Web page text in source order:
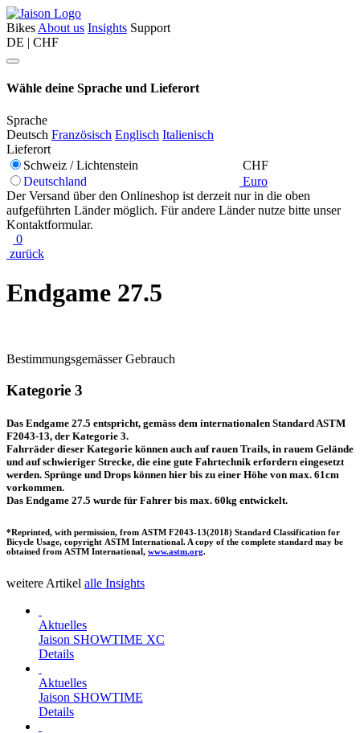
Bikes About us Insights Support
DE | CHF
Wähle deine Sprache und Lieferort
Sprache
Deutsch Französisch Englisch Italienisch
Lieferort
Schweiz / Lichtenstein
CHF
Deutschland
Euro
Der Versand über den Onlineshop ist derzeit nur in die oben
aufgeführten Länder möglich. Für andere Länder nutze bitte unser
Kontaktformular.
0
zurück
Endgame 27.5
Bestimmungsgemässer Gebrauch
Kategorie 3
Das Endgame 27.5 entspricht, gemäss dem internationalen Standard ASTM
F2043-13, der Kategorie 3.
Fahrräder dieser Kategorie können auch auf rauen Trails, in rauem Gelände
und auf schwieriger Strecke, die eine gute Fahrtechnik erfordern eingesetzt
werden. Sprünge und Drops können hier bis zu einer Höhe von max. 61cm
vorkommen.
Das Endgame 27.5 wurde für Fahrer bis max. 60kg entwickelt.
*Reprinted, with permission, from ASTM F2043-13(2018) Standard Classification for
Bicycle Usage, copyright ASTM International. A copy of the complete standard may be
obtained from ASTM International, www.astm.org.
weitere Artikel alle Insights
Aktuelles
Jaison SHOWTIME XC
Details
Aktuelles
Jaison SHOWTIME
Details